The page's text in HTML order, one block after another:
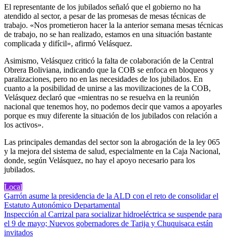
El representante de los jubilados señaló que el gobierno no ha
atendido al sector, a pesar de las promesas de mesas técnicas de
trabajo. «Nos prometieron hacer la la anterior semana mesas técnicas
de trabajo, no se han realizado, estamos en una situación bastante
complicada y difícil», afirmó Velásquez.
Asimismo, Velásquez criticó la falta de colaboración de la Central
Obrera Boliviana, indicando que la COB se enfoca en bloqueos y
paralizaciones, pero no en las necesidades de los jubilados. En
cuanto a la posibilidad de unirse a las movilizaciones de la COB,
Velásquez declaró que «mientras no se resuelva en la reunión
nacional que tenemos hoy, no podemos decir que vamos a apoyarles
porque es muy diferente la situación de los jubilados con relación a
los activos».
Las principales demandas del sector son la abrogación de la ley 065
y la mejora del sistema de salud, especialmente en la Caja Nacional,
donde, según Velásquez, no hay el apoyo necesario para los
jubilados.
Local
Navegación
de
entradas
Garrón asume la presidencia de la ALD con el reto de consolidar el
Estatuto Autonómico Departamental
Inspección al Carrizal para socializar hidroeléctrica se suspende para
el 9 de mayo; Nuevos gobernadores de Tarija y Chuquisaca están
invitados